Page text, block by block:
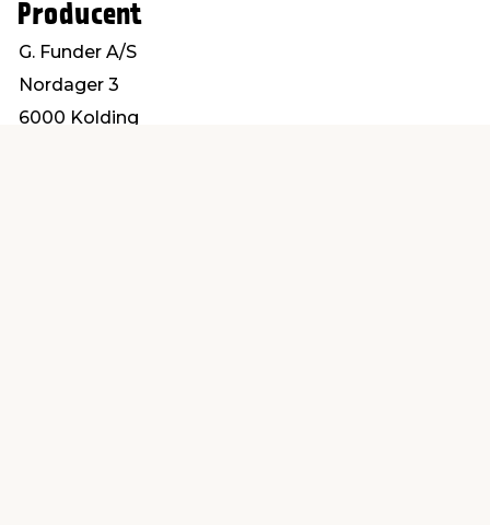
Producent
G. Funder A/S
Nordager 3
6000 Kolding